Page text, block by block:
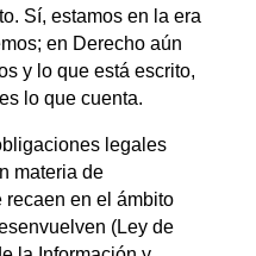
Sí, estamos en la era
en Derecho aún
y lo que está escrito,
lo que cuenta.
legales
materia de
en el ámbito
(Ley de